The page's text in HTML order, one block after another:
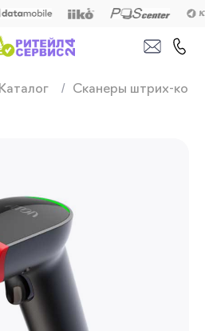
Продажа,
Каталог Сканеры штрих-